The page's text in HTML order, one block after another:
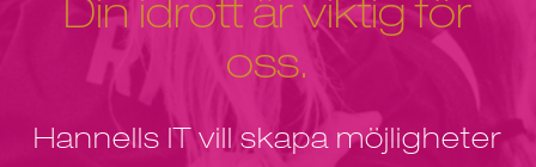
Din idrott är viktig för
oss.
Hannells IT vill skapa möjligheter